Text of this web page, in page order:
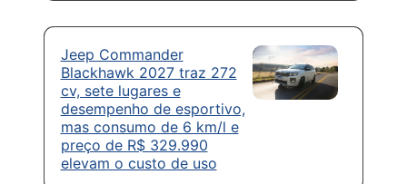
Jeep Commander
Blackhawk 2027 traz 272
cv, sete lugares e
desempenho de esportivo,
mas consumo de 6 km/l e
preço de R$ 329.990
elevam o custo de uso